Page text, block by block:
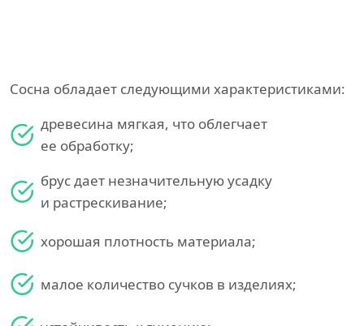
Сосна обладает следующими характеристиками:
древесина мягкая, что облегчает
ее обработку;
брус дает незначительную усадку
и растрескивание;
хорошая плотность материала;
малое количество сучков в изделиях;